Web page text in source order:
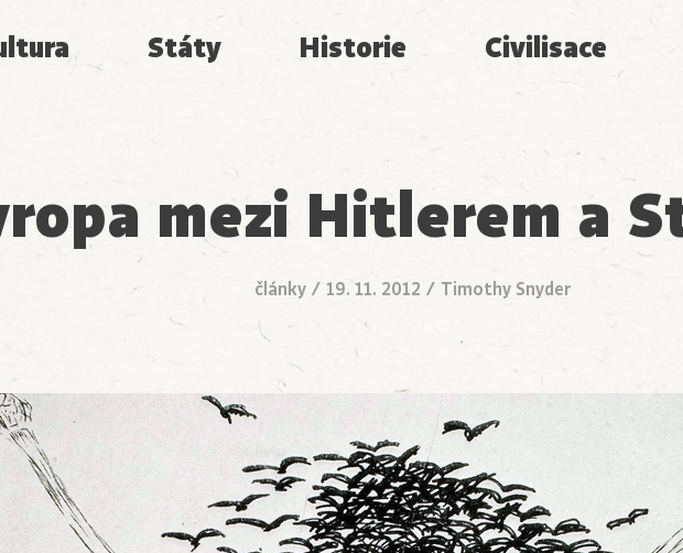
Státy Historie Civilisace
mezi Hitlerem a
články/ 19. 11. 2012 / Timothy Snyder